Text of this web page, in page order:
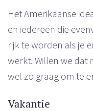
Het Amerikaanse
en iedereen die
rijk te worden als je
werkt. Willen we dat
wel zo graag om te
Vakantie